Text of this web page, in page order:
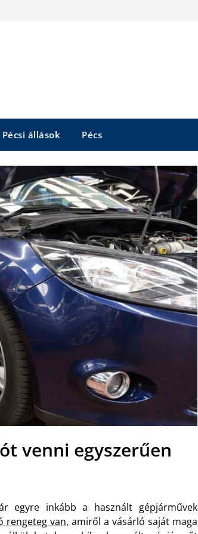
Pécsi állások Pécs
venni egyszerűen
egyre inkább a használt gépjárművek
rengeteg van, amiről a vásárló saját maga